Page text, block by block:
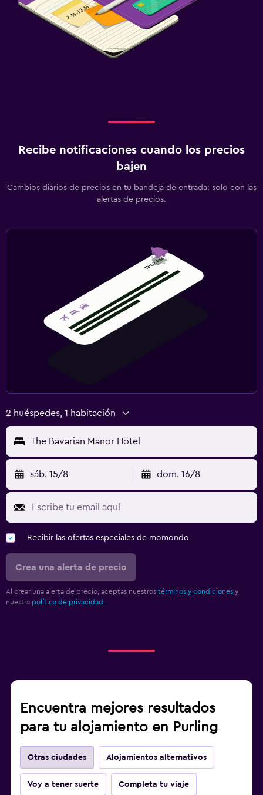
Recibe notificaciones cuando los precios
bajen
Cambios diarios de precios en tu bandeja de entrada: solo con las
alertas de precios.
2 huéspedes, 1 habitación
The Bavarian Manor Hotel
sáb. 15/8 dom. 16/8
Recibir las ofertas especiales de momondo
Crea una alerta de precio
Al crear una alerta de precio, aceptas nuestros términos y condiciones y
nuestra política de privacidad.
Encuentra mejores resultados
para tu alojamiento en Purling
Otras ciudades Alojamientos alternativos
Voy a tener suerte Completa tu viaje